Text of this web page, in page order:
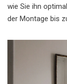
wie Sie ihn
der Montage bis